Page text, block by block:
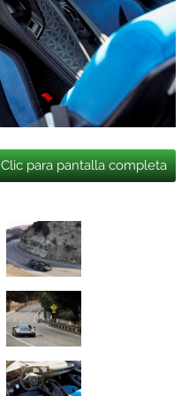
Clic para pantalla completa